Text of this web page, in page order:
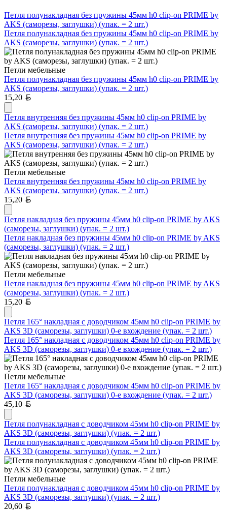
Петля полунакладная без пружины 45мм h0 clip-on PRIME by
AKS (саморезы, заглушки) (упак. = 2 шт.)
Петля полунакладная без пружины 45мм h0 clip-on PRIME by
AKS (саморезы, заглушки) (упак. = 2 шт.)
Петли мебельные
Петля полунакладная без пружины 45мм h0 clip-on PRIME by
AKS (саморезы, заглушки) (упак. = 2 шт.)
15,20
Петля внутренняя без пружины 45мм h0 clip-on PRIME by
AKS (саморезы, заглушки) (упак. = 2 шт.)
Петля внутренняя без пружины 45мм h0 clip-on PRIME by
AKS (саморезы, заглушки) (упак. = 2 шт.)
Петли мебельные
Петля внутренняя без пружины 45мм h0 clip-on PRIME by
AKS (саморезы, заглушки) (упак. = 2 шт.)
15,20
Петля накладная без пружины 45мм h0 clip-on PRIME by AKS
(саморезы, заглушки) (упак. = 2 шт.)
Петля накладная без пружины 45мм h0 clip-on PRIME by AKS
(саморезы, заглушки) (упак. = 2 шт.)
Петли мебельные
Петля накладная без пружины 45мм h0 clip-on PRIME by AKS
(саморезы, заглушки) (упак. = 2 шт.)
15,20
Петля 165° накладная с доводчиком 45мм h0 clip-on PRIME by
AKS 3D (саморезы, заглушки) 0-е вхождение (упак. = 2 шт.)
Петля 165° накладная с доводчиком 45мм h0 clip-on PRIME by
AKS 3D (саморезы, заглушки) 0-е вхождение (упак. = 2 шт.)
Петли мебельные
Петля 165° накладная с доводчиком 45мм h0 clip-on PRIME by
AKS 3D (саморезы, заглушки) 0-е вхождение (упак. = 2 шт.)
45,10
Петля полунакладная с доводчиком 45мм h0 clip-on PRIME by
AKS 3D (саморезы, заглушки) (упак. = 2 шт.)
Петля полунакладная с доводчиком 45мм h0 clip-on PRIME by
AKS 3D (саморезы, заглушки) (упак. = 2 шт.)
Петли мебельные
Петля полунакладная с доводчиком 45мм h0 clip-on PRIME by
AKS 3D (саморезы, заглушки) (упак. = 2 шт.)
20,60